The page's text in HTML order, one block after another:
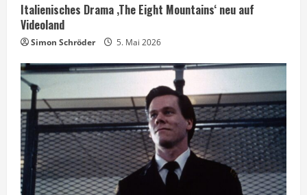
Italienisches Drama ‚The Eight Mountains‘ neu auf
Videoland
Simon Schröder 5. Mai 2026